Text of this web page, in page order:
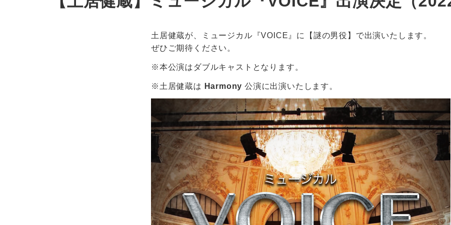
土居健蔵が、ミュージカル『VOICE』に【謎の男役】で出演いたします。
ぜひご期待ください。
※本公演はダブルキャストとなります。
※土居健蔵は Harmony 公演に出演いたします。